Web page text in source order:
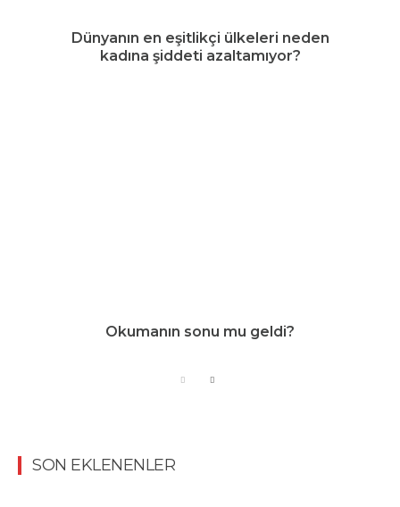
Dünyanın en eşitlikçi ülkeleri neden
kadına şiddeti azaltamıyor?
Okumanın sonu mu geldi?
SON EKLENENLER